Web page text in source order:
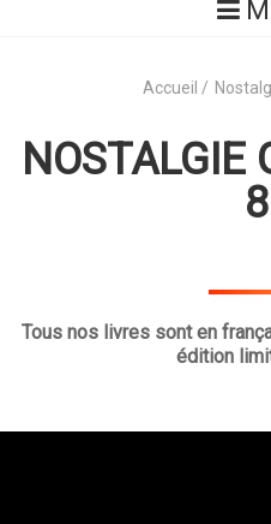
Accueil
NOSTALGIE
Tous nos livres sont en
édition